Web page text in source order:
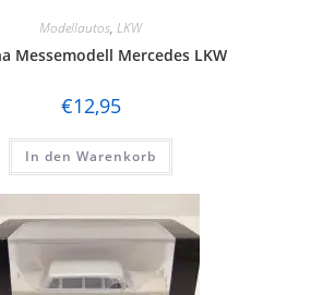
Modellautos, LKW
Messemodell Mercedes LKW
€12,95
In den Warenkorb